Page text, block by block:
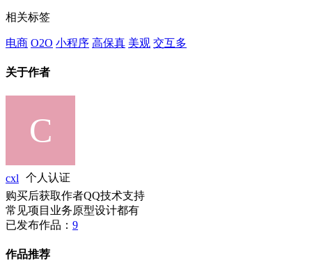
相关标签
电商 O2O 小程序 高保真 美观 交互多
关于作者
cxl
个人认证
购买后获取作者QQ技术支持
常见项目业务原型设计都有
已发布作品： 9
作品推荐